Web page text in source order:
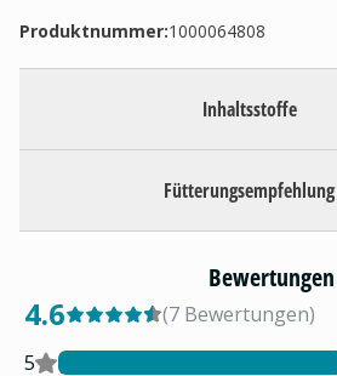
Produktnummer:1000064808
Inhaltsstoffe
Fütterungsempfehlung
Bewertungen
4.6 (7 Bewertungen)
5